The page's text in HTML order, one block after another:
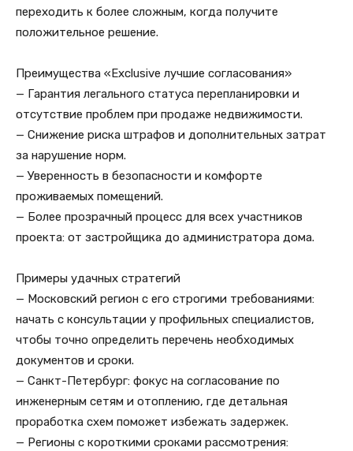
переходить к более сложным, когда получите
положительное решение.
Преимущества «Exclusive лучшие согласования»
— Гарантия легального статуса перепланировки и
отсутствие проблем при продаже недвижимости.
— Снижение риска штрафов и дополнительных затрат
за нарушение норм.
— Уверенность в безопасности и комфорте
проживаемых помещений.
— Более прозрачный процесс для всех участников
проекта: от застройщика до администратора дома.
Примеры удачных стратегий
— Московский регион с его строгими требованиями:
начать с консультации у профильных специалистов,
чтобы точно определить перечень необходимых
документов и сроки.
— Санкт-Петербург: фокус на согласование по
инженерным сетям и отоплению, где детальная
проработка схем поможет избежать задержек.
— Регионы с короткими сроками рассмотрения: